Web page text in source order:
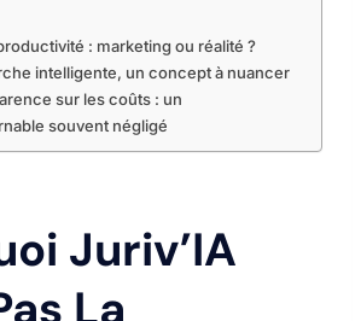
: marketing ou réalité ?
intelligente, un concept à nuancer
sur les coûts : un
souvent négligé
Juriv’IA
La